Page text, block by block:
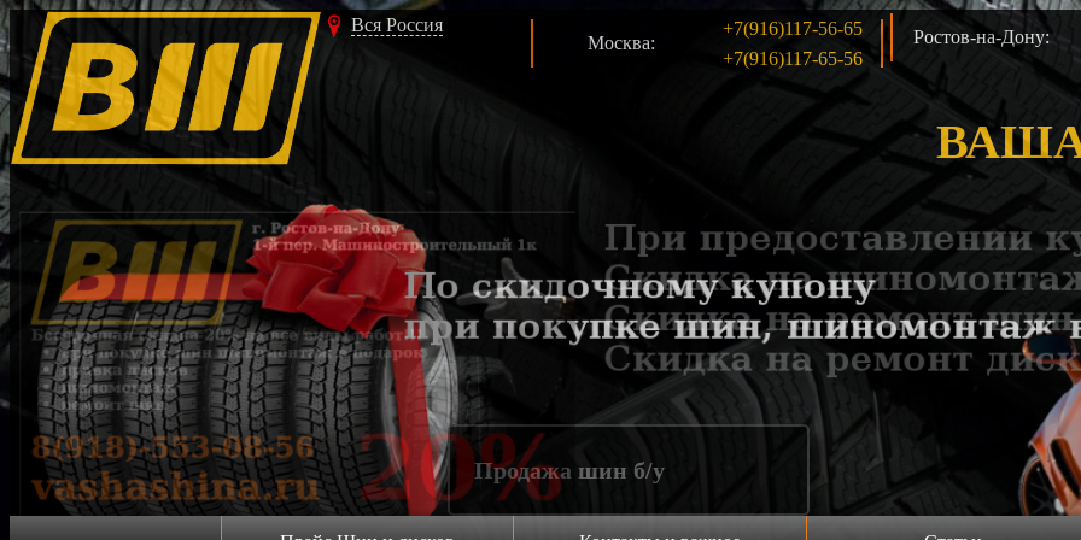
Вся Россия
Москва:
+7(916)117-56-65
+7(916)117-65-56
Ростов-на-Дону:
Акция!!!